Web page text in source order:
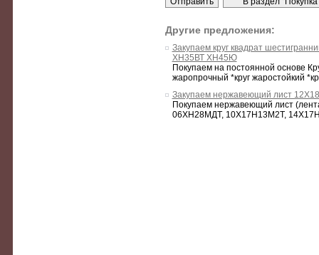
Другие предложения:
Закупаем круг квадрат
ХН35ВТ ХН45Ю
Покупаем на постоянной основе
жаропрочный *круг жаростойкий
Закупаем нержавеющий лист
Покупаем нержавеющий лист
06ХН28МДТ, 10Х17Н13М2Т,